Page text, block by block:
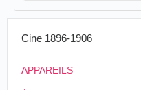
Cine 1896-1906
APPAREILS